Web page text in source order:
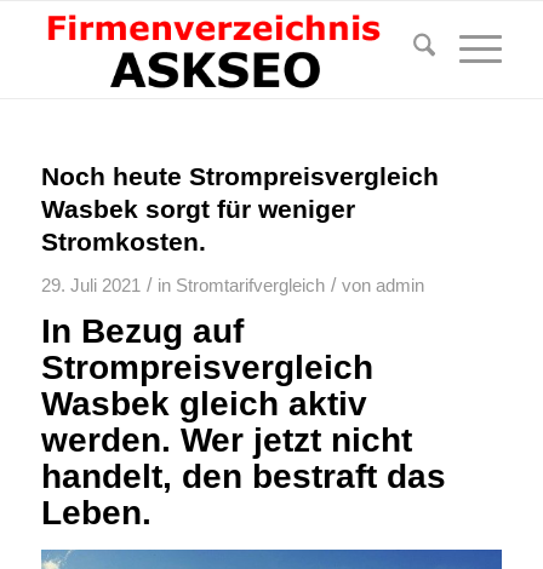
Noch heute Strompreisvergleich
Wasbek sorgt für weniger
Stromkosten.
29. Juli 2021 / in Stromtarifvergleich / von admin
In Bezug auf
Strompreisvergleich
Wasbek gleich aktiv
werden. Wer jetzt nicht
handelt, den bestraft das
Leben.